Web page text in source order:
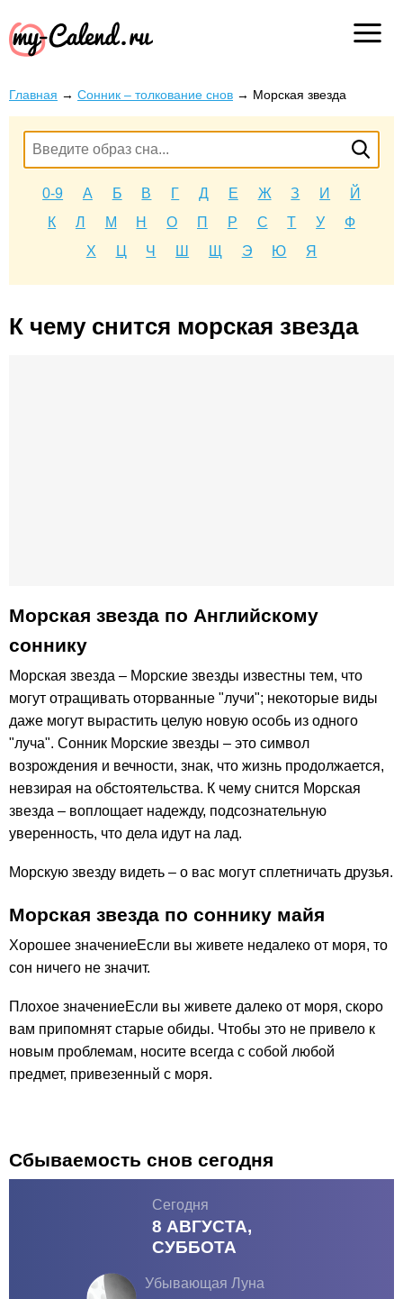
Главная → Сонник – толкование снов → Морская звезда
0-9 А Б В Г Д Е Ж З И
Й
К
Л М Н О П Р С Т У
Ф
Х
Ц Ч Ш Щ Э Ю Я
К чему снится морская звезда
Морская звезда по Английскому
соннику
Морская звезда – Морские звезды известны тем, что
могут отращивать оторванные "лучи"; некоторые виды
даже могут вырастить целую новую особь из одного
"луча". Сонник Морские звезды – это символ
возрождения и вечности, знак, что жизнь продолжается,
невзирая на обстоятельства. К чему снится Морская
звезда – воплощает надежду, подсознательную
уверенность, что дела идут на лад.
Морскую звезду видеть – о вас могут сплетничать друзья.
Морская звезда по соннику майя
Хорошее значениеЕсли вы живете недалеко от моря, то
сон ничего не значит.
Плохое значениеЕсли вы живете далеко от моря, скоро
вам припомнят старые обиды. Чтобы это не привело к
новым проблемам, носите всегда с собой любой
предмет, привезенный с моря.
Сбываемость снов сегодня
Сегодня
8 АВГУСТА,
СУББОТА
Убывающая Луна